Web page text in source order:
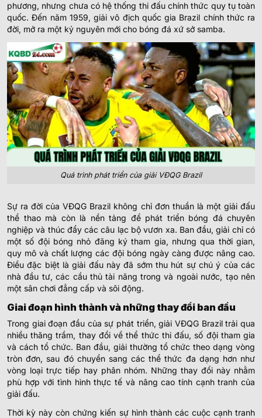
phương, nhưng chưa có hệ thống thi đấu chính thức quy tụ toàn
quốc. Đến năm 1959, giải vô địch quốc gia Brazil chính thức ra
đời, mở ra một kỷ nguyên mới cho bóng đá xứ sở samba.
Quá trình phát triển của giải VĐQG Brazil
Sự ra đời của VĐQG Brazil không chỉ đơn thuần là một giải đấu
thể thao mà còn là nền tảng để phát triển bóng đá chuyên
nghiệp và thúc đẩy các câu lạc bộ vươn xa. Ban đầu, giải chỉ có
một số đội bóng nhỏ đăng ký tham gia, nhưng qua thời gian,
quy mô và chất lượng các đội bóng ngày càng được nâng cao.
Điều đặc biệt là giải đấu này đã sớm thu hút sự chú ý của các
nhà đầu tư, các cầu thủ tài năng trong và ngoài nước, tạo nên
một sân chơi đẳng cấp và sôi động.
Giai đoạn hình thành và những thay đổi ban đầu
Trong giai đoạn đầu của sự phát triển, giải VĐQG Brazil trải qua
nhiều thăng trầm, thay đổi về thể thức thi đấu, số đội tham gia
và cách tổ chức. Ban đầu, giải thường tổ chức theo dạng vòng
tròn đơn, sau đó chuyển sang các thể thức đa dạng hơn như
vòng loại trực tiếp hay phân nhóm. Những thay đổi này nhằm
phù hợp với tình hình thực tế và nâng cao tính cạnh tranh của
giải đấu.
Thời kỳ này còn chứng kiến sự hình thành các cuộc cạnh tranh